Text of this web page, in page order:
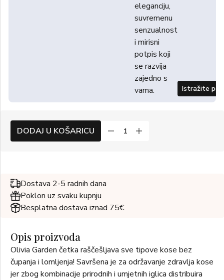
eleganciju,
suvremenu
senzualnost
i mirisni
potpis koji
se razvija
zajedno s
vama.
Istražite
DODAJ U KOŠARICU
Dostava 2-5 radnih dana
Poklon uz svaku kupnju
Besplatna dostava iznad 75€
Opis proizvoda
Olivia Garden četka raščešljava sve tipove kose bez
čupanja i lomljenja! Savršena je za održavanje zdravlja kose
jer zbog kombinacije prirodnih i umjetnih iglica distribuira